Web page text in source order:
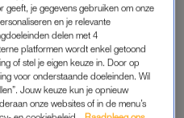
de stewardess
het direct duidelijk: “Jij
reageerde ze
ook
geeft, je gegevens gebruiken om onze
en je relevante
delen met 4
platformen wordt enkel getoond
of stel je eigen keuze in. Door op
voor onderstaande doeleinden. Wil
Jouw keuze kun je opnieuw
onze websites of in de menu’s